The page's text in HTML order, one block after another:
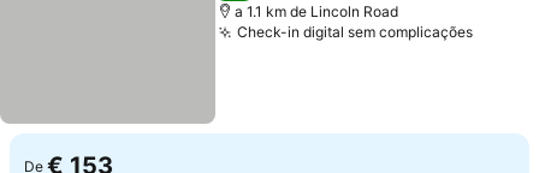
a 1.1 km de Lincoln Road
Check-in digital sem complicações
De € 153